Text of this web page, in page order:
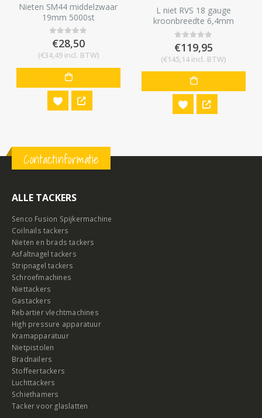
Nieten SM44 middelzwaar
19mm 5000st
0out of 5
€28,50
(€34,49incl. BTW)
L niet RVS 18 gauge
kroonbreedte 6,4mm
lengte 19mm 5000 stuks
0out of 5
€119,95
(€145,14incl. BTW)
Contactinformatie
ALLE TACKERS
Senco Fusion Spijkermachine
Coilnails tackers
Nieten en brads tackers
Asfaltnagel tackers
Stripnagel tackers
Schroefmachines
Niettackers
Gastackers
Rebartier vlechtmachines
High pressure apparatuur
Kramapparatuur
Nietpistolen
Bradnailers
Stoffeertackers
Luchttackers
Schiethamers
Tacker voor glaslatten